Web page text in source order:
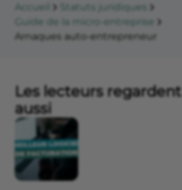
Accueil
Statuts juridiques
Guide de la micro-entreprise
Arnaques auto-entrepreneur
Les lecteurs regardent
aussi